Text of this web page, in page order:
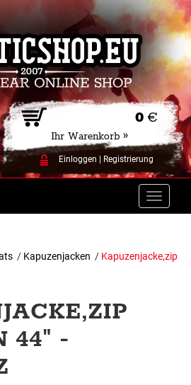
0 €
Ihr Warenkorb »
Einloggen Registrierung
Toggle
/ Kapuzenjacken / Kapuzenjacke,zip
44" -